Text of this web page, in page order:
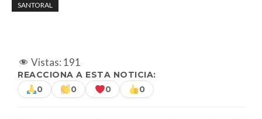
SANTORAL
Vistas: 191
REACCIONA A ESTA NOTICIA:
0
0 0 0